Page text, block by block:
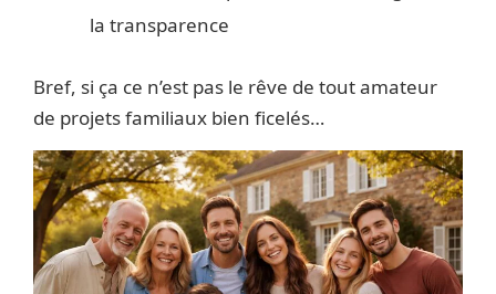
la transparence
Bref, si ça ce n’est pas le rêve de tout amateur
de projets familiaux bien ficelés…